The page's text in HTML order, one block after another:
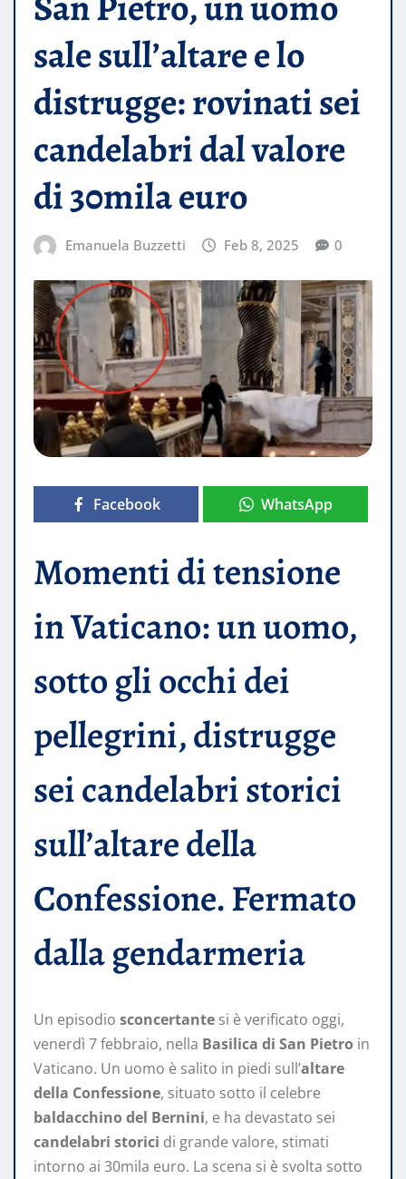
sale sull’altare e lo
distrugge: rovinati sei
candelabri dal valore
di 30mila euro
Emanuela Buzzetti Feb 8, 2025 0
Facebook WhatsApp
Momenti di tensione
in Vaticano: un uomo,
sotto gli occhi dei
pellegrini, distrugge
sei candelabri storici
sull’altare della
Confessione. Fermato
dalla gendarmeria
Un episodio sconcertante si è verificato oggi,
venerdì 7 febbraio, nella Basilica di San Pietro in
Vaticano. Un uomo è salito in piedi sull’altare
della Confessione, situato sotto il celebre
baldacchino del Bernini, e ha devastato sei
candelabri storici di grande valore, stimati
intorno ai 30mila euro. La scena si è svolta sotto